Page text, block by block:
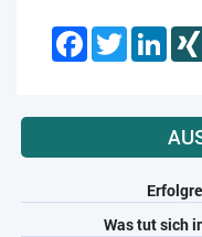
Facebook
Twitter
Was tut sich